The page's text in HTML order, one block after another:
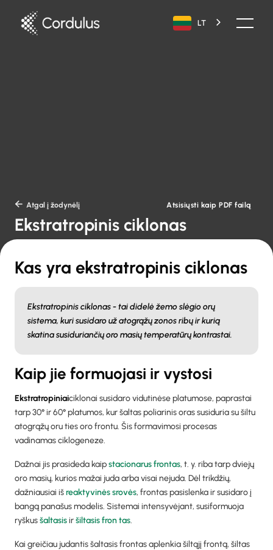
LT
 Atgal į žodynėlį Atsisiųsti kaip PDF failą
Ekstratropinis ciklonas
Kas yra ekstratropinis ciklonas
Ekstratropinis ciklonas - tai didelė žemo slėgio orų
sistema, kuri susidaro už atogrąžų zonos ribų ir kurią
skatina susiduriančių oro masių temperatūrų kontrastai.
Kaip jie formuojasi ir vystosi
‍Ekstratropiniaiciklonai susidaro vidutinėse platumose, paprastai
tarp 30° ir 60° platumos, kur šaltas poliarinis oras susiduria su šiltu
atogrąžų oru ties oro frontu. Šis formavimosi procesas
vadinamas ciklogeneze.
Dažnai jis prasideda kaipstacionarus frontas, t. y. riba tarp dviejų
oro masių, kurios mažai juda arba visai nejuda. Dėl trikdžių,
dažniausiai išreaktyvinės srovės, frontas pasislenka ir susidaro į
bangą panašus modelis. Sistemai intensyvėjant, susiformuoja
ryškusšaltasisiršiltasis frontas.
Kai greičiau judantis šaltasis frontas aplenkia šiltąjį frontą, šiltas